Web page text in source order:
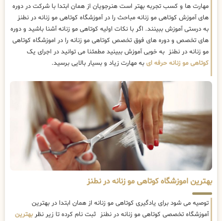
مهارت ها و کسب تجربه بهتر است هنرجویان از همان ابتدا با شرکت در دوره
های آموزش کوتاهی مو زنانه مباحث را در آموزشگاه کوتاهی مو زنانه در نطنز
به درستی آموزش ببینند. اگر با نکات اولیه کوتاهی مو زنانه آشنا باشید و دوره
های تخصص و دوره های فوق تخصص کوتاهی مو زنانه را در اموزشگاه کوتاهی
مو زنانه در نطنز به خوبی آموزش ببینید مطمئنا می توانید در اجرای یک
کوتاهی مو زنانه حرفه ای به مهارت زیاد و بسیار بالایی برسید.
بهترین اموزشگاه کوتاهی مو زنانه در نطنز
توصیه می شود برای یادگیری کوتاهی مو زنانه از همان ابتدا در بهترین
آموزشگاه تخصصی کوتاهی مو زنانه در نطنز ثبت نام کرده تا زیر نظربهترین